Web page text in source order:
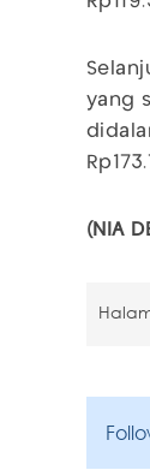
yang
(NIA